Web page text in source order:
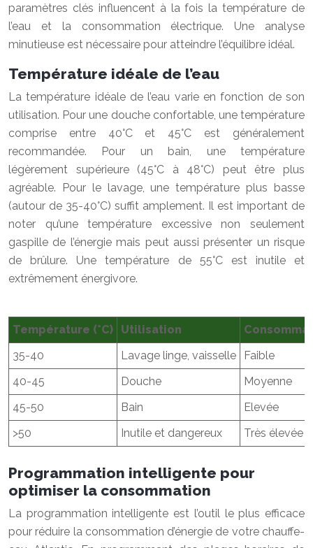
paramètres clés influencent à la fois la température de
l’eau et la consommation électrique. Une analyse
minutieuse est nécessaire pour atteindre l’équilibre idéal.
Température idéale de l’eau
La température idéale de l’eau varie en fonction de son
utilisation. Pour une douche confortable, une température
comprise entre 40°C et 45°C est généralement
recommandée. Pour un bain, une température
légèrement supérieure (45°C à 48°C) peut être plus
agréable. Pour le lavage, une température plus basse
(autour de 35-40°C) suffit amplement. Il est important de
noter qu’une température excessive non seulement
gaspille de l’énergie mais peut aussi présenter un risque
de brûlure. Une température de 55°C est inutile et
extrêmement énergivore.
Température (°C) Utilisation
35-40
Lavage linge, vaisselle
Faible
40-45
Douche
Moyenne
45-50
Bain
Elevée
>50
Inutile et dangereux Très élevée
Programmation intelligente pour
optimiser la consommation
La programmation intelligente est l’outil le plus efficace
pour réduire la consommation d’énergie de votre chauffe-